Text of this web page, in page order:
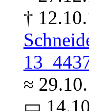
†
13
≈
▭